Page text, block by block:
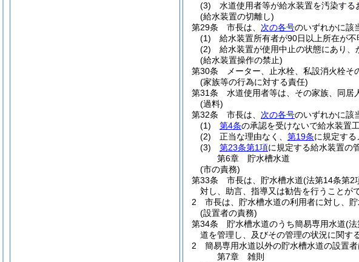
(3)
水道使用者等が給水装置を汚染する
(給水装置の切離し)
第29条
市長は、 次の各号のいずれかに該
(1)
給水装置所有者が90日以上所在が不
(2)
給水装置が使用中止の状態にあり、
(給水装置操作の禁止)
第30条
メーター、止水栓、私設消火栓
(家族等の行為に対する責任)
第31条
水道使用者等は、その家族、同居
(過料)
第32条
市長は、 次の各号のいずれかに該
(1)
第4条の承認を受けないで給水装置
(2)
正当な理由なく、 第19条に規定する
(3)
第23条第1項に規定する給水装置の
第6章
貯水槽水道
(市の責務)
第33条
市長は、貯水槽水道(法第14条第2
対し、助言、指導又は勧告を行うことが
2
市長は、貯水槽水道の利用者に対し、
(設置者の責務)
第34条
貯水槽水道のうち簡易専用水道(法
道を管理し、及びその管理の状況に関す
2
簡易専用水道以外の貯水槽水道の設置
第7章
雑則